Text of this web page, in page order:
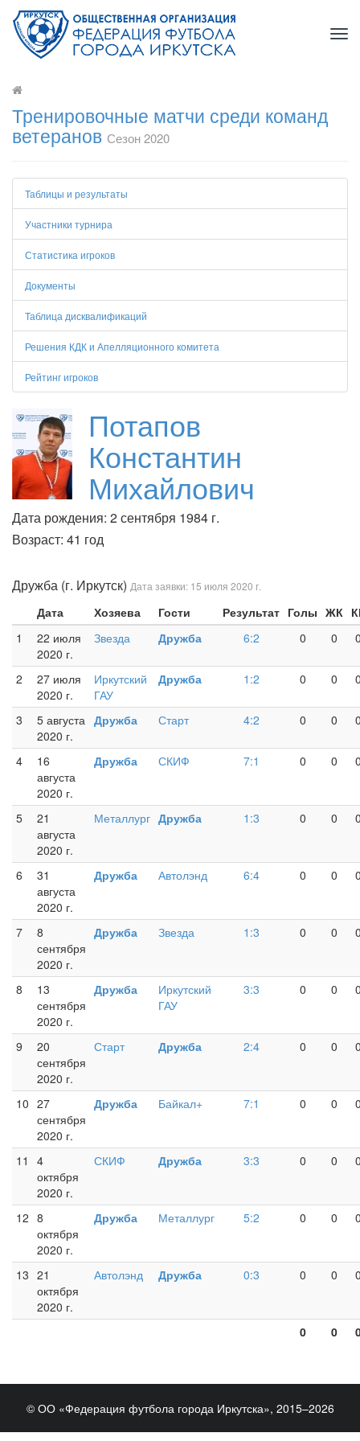
Тренировочные матчи среди команд
ветеранов Сезон 2020
Таблицы и результаты
Участники турнира
Статистика игроков
Документы
Таблица дисквалификаций
Решения КДК и Апелляционного комитета
Рейтинг игроков
Потапов
Константин
Михайлович
Дата рождения: 2 сентября 1984 г.
Возраст: 41 год
Дружба (г. Иркутск) Дата заявки: 15 июля 2020 г.
Дата Хозяева Гости Результат Голы ЖК
1
22 июля
2020 г.
Звезда Дружба 6:2 0 0
2
27 июля
2020 г.
Иркутский
ГАУ
Дружба 1:2 0 0
3
5 августа
2020 г.
Дружба Старт 4:2 0 0
4
16
августа
2020 г.
Дружба СКИФ 7:1 0 0
5
21
августа
2020 г.
Металлург Дружба 1:3 0 0
6
31
августа
2020 г.
Дружба Автолэнд 6:4 0 0
7
8
сентября
2020 г.
Дружба Звезда 1:3 0 0
8
13
сентября
2020 г.
Дружба
Иркутский
ГАУ
3:3 0 0
9
20
сентября
2020 г.
Старт Дружба 2:4 0 0
10 27
сентября
2020 г.
Дружба Байкал+ 7:1 0 0
11
4
октября
2020 г.
СКИФ Дружба 3:3 0 0
12 8
октября
2020 г.
Дружба Металлург 5:2 0 0
13 21
октября
2020 г.
Автолэнд Дружба 0:3 0 0
0 0
© ОО «Федерация футбола города Иркутска», 2015–2026